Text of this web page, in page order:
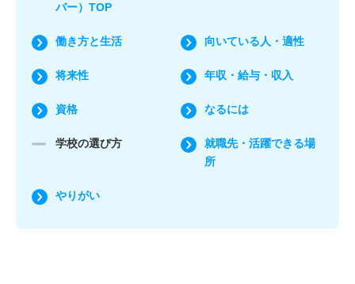
バー）TOP
働き方と生活 向いている人・適性
将来性 年収・給与・収入
資格 なるには
学校の選び方
就職先・活躍できる場
所
やりがい